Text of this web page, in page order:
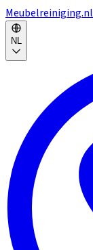
Meubelreiniging.nl
NL